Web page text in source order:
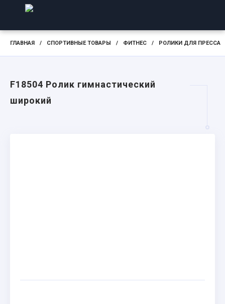
ГЛАВНАЯ / СПОРТИВНЫЕ ТОВАРЫ / ФИТНЕС / РОЛИКИ ДЛЯ ПРЕССА
F18504 Ролик гимнастический
широкий